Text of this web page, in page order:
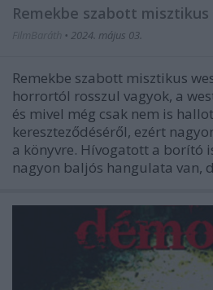
Remekbe szabott
• 2024. május 03.
Remekbe szabott misztikus
horrortól rosszul vagyok, a
és mivel még csak nem is
kereszteződéséről, ezért
a könyvre. Hívogatott a borító
nagyon baljós hangulata van,